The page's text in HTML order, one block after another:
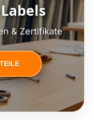
& Zertifikate